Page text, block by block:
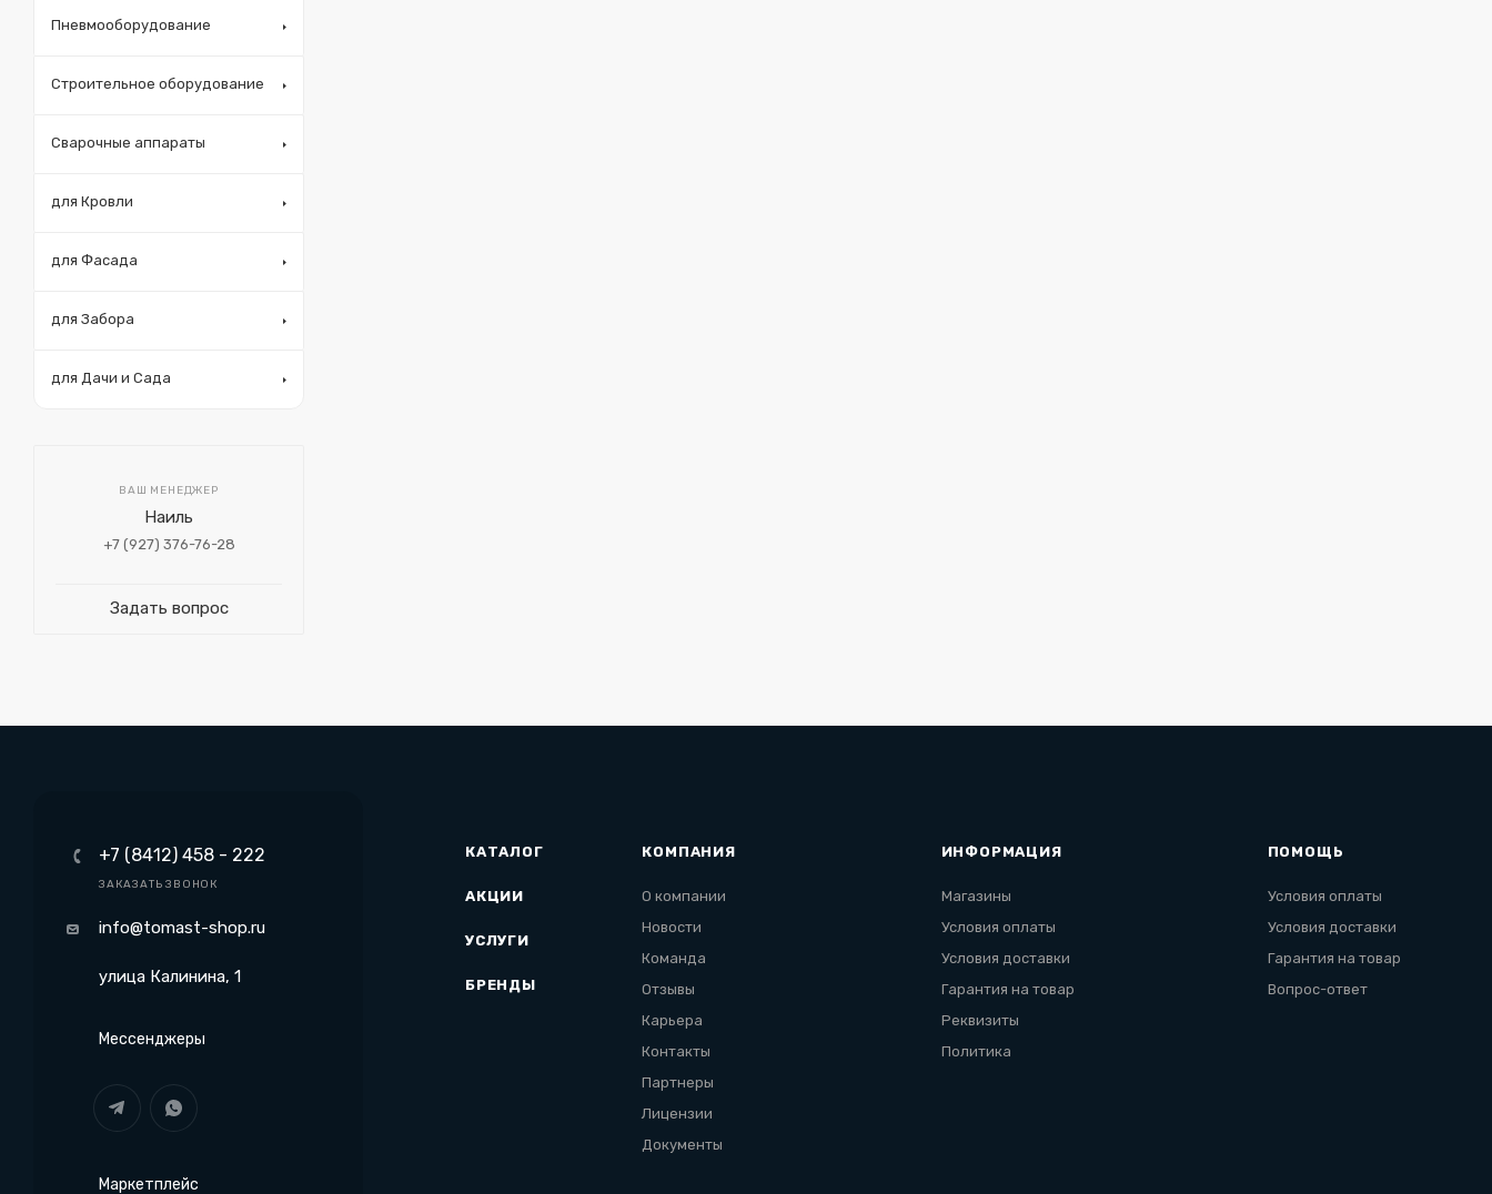
Пневмооборудование
Строительное оборудование
Сварочные аппараты
для Кровли
для Фасада
для Забора
для Дачи и Сада
ВАШ МЕНЕДЖЕР
Наиль
+7 (927) 376-76-28
Задать вопрос
+7 (8412) 458 - 222
ЗАКАЗАТЬ ЗВОНОК
info@tomast-shop.ru
улица Калинина, 1
Мессенджеры
Маркетплейс
КАТАЛОГ
АКЦИИ
УСЛУГИ
БРЕНДЫ
КОМПАНИЯ
О компании
Новости
Команда
Отзывы
Карьера
Контакты
Партнеры
Лицензии
Документы
ИНФОРМАЦИЯ
Магазины
Условия оплаты
Условия доставки
Гарантия на товар
Реквизиты
Политика
ПОМОЩЬ
Условия оплаты
Условия доставки
Гарантия на товар
Вопрос-ответ